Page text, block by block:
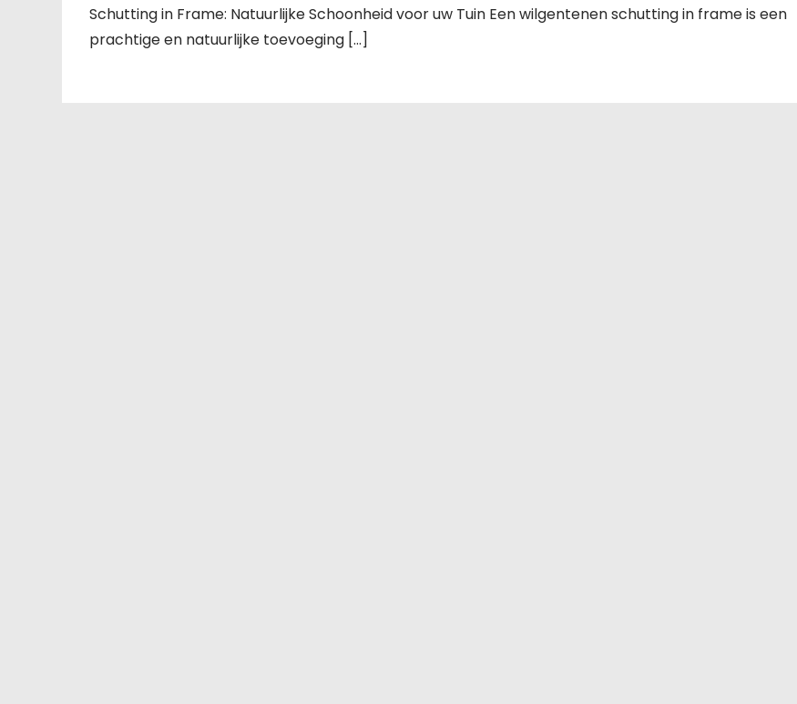
Schutting in Frame: Natuurlijke Schoonheid voor uw Tuin Een wilgentenen schutting in frame is een
prachtige en natuurlijke toevoeging […]